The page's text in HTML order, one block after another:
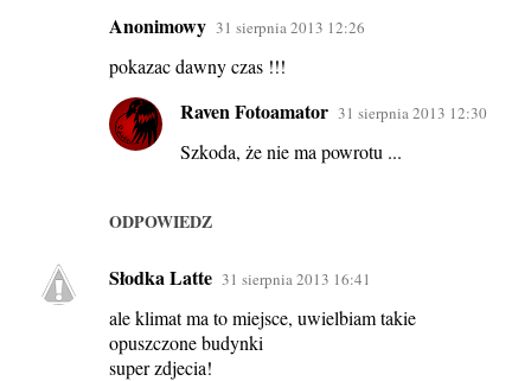
Anonimowy 31 sierpnia 2013 12:26
pokazac dawny czas !!!
ODPOWIEDZ
Raven Fotoamator 31 sierpnia 2013 12:30
Szkoda, że nie ma powrotu ...
Słodka Latte 31 sierpnia 2013 16:41
ale klimat ma to miejsce, uwielbiam takie
opuszczone budynki
super zdjecia!